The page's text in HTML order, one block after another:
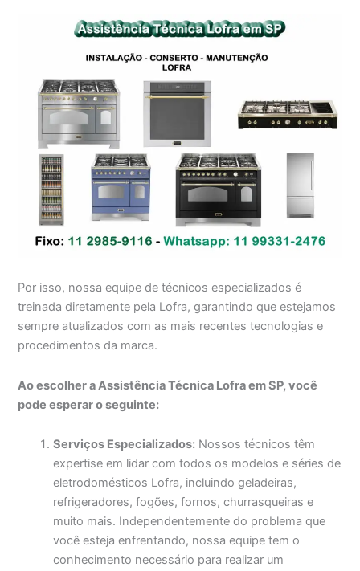
Por isso, nossa equipe de técnicos especializados é
treinada diretamente pela Lofra, garantindo que estejamos
sempre atualizados com as mais recentes tecnologias e
procedimentos da marca.
Ao escolher a Assistência Técnica Lofra em SP, você
pode esperar o seguinte:
Serviços Especializados: Nossos técnicos têm
expertise em lidar com todos os modelos e séries de
eletrodomésticos Lofra, incluindo geladeiras,
refrigeradores, fogões, fornos, churrasqueiras e
muito mais. Independentemente do problema que
você esteja enfrentando, nossa equipe tem o
conhecimento necessário para realizar um